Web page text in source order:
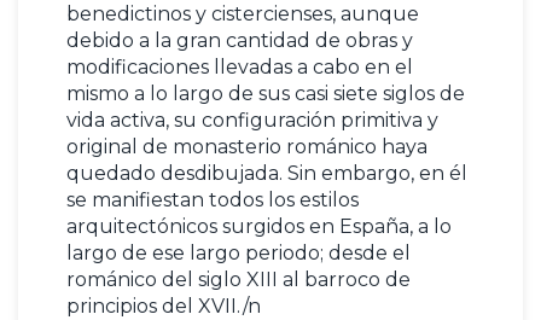
benedictinos y cistercienses, aunque
debido a la gran cantidad de obras y
modificaciones llevadas a cabo en el
mismo a lo largo de sus casi siete siglos de
vida activa, su configuración primitiva y
original de monasterio románico haya
quedado desdibujada. Sin embargo, en él
se manifiestan todos los estilos
arquitectónicos surgidos en España, a lo
largo de ese largo periodo; desde el
románico del siglo XIII al barroco de
principios del XVII./n